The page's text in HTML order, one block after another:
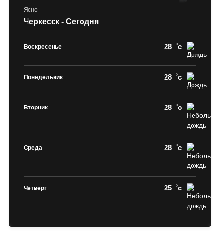
Ясно
Черкесск - Сегодня
Воскресенье 28 c
Понедельник 28 c
Вторник 28 c
Среда 28 c
Четверг 25 c